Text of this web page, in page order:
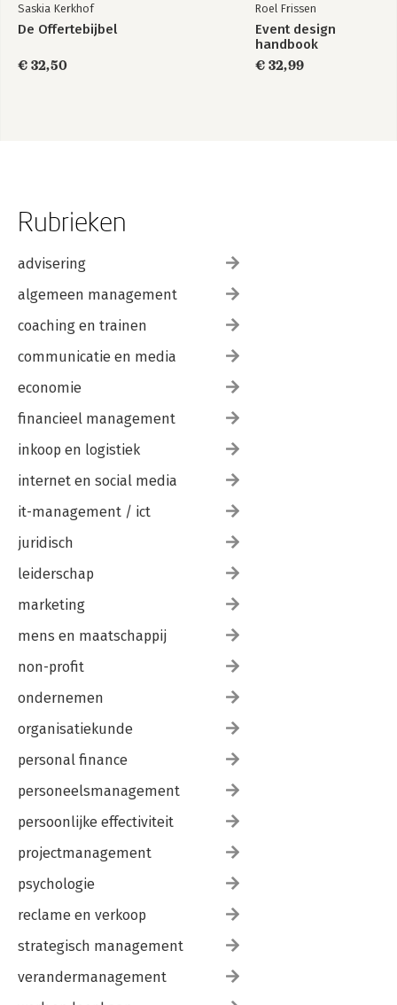
Saskia Kerkhof
De Offertebijbel
€ 32,50
Roel Frissen
Event design
handbook
€ 32,99
Rubrieken
advisering
algemeen management
coaching en trainen
communicatie en media
economie
financieel management
inkoop en logistiek
internet en social media
it-management / ict
juridisch
leiderschap
marketing
mens en maatschappij
non-profit
ondernemen
organisatiekunde
personal finance
personeelsmanagement
persoonlijke effectiviteit
projectmanagement
psychologie
reclame en verkoop
strategisch management
verandermanagement